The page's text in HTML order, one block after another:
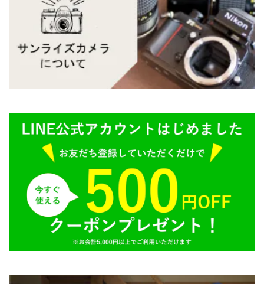
Mamiya（マミヤ）
Plaubel（プラウベル）
SONY（ソニー）
SIGMA（シグマ）
Tokina（トキナー）
TAMRON（タムロン）
M（ライカ）
R（ライカ）
AR（コニカ）
O（その他）